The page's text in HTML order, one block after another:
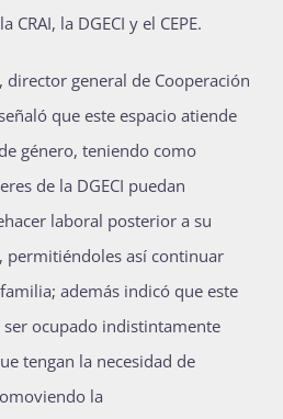
la DGECI y el CEPE.
director general de Cooperación
que este espacio atiende
género, teniendo como
de la DGECI puedan
laboral posterior a su
permitiéndoles así continuar
además indicó que este
ocupado indistintamente
tengan la necesidad de
la